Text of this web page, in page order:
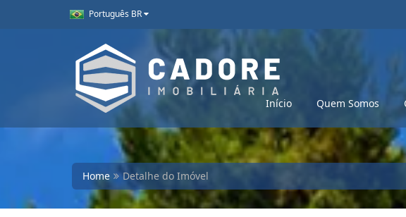
Português BR
Início Quem Somos
Home Detalhe do Imóvel